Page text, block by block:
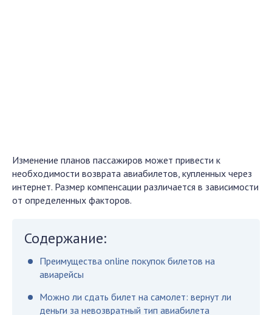
Изменение планов пассажиров может привести к
необходимости возврата авиабилетов, купленных через
интернет. Размер компенсации различается в зависимости
от определенных факторов.
Содержание:
Преимущества online покупок билетов на
авиарейсы
Можно ли сдать билет на самолет: вернут ли
деньги за невозвратный тип авиабилета